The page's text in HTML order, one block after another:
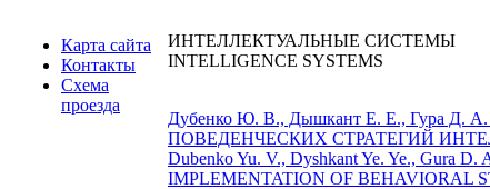
Карта сайта
Контакты
Схема
проезда
ИНТЕЛЛЕКТУАЛЬНЫЕ СИСТЕМЫ
INTELLIGENCE SYSTEMS
Дубенко Ю. В., Дышкант Е. Е.,
ПОВЕДЕНЧЕСКИХ СТРАТЕГИЙ
Dubenko Yu. V., Dyshkant Ye. Ye., Gura
IMPLEMENTATION OF BEHAVIORAL